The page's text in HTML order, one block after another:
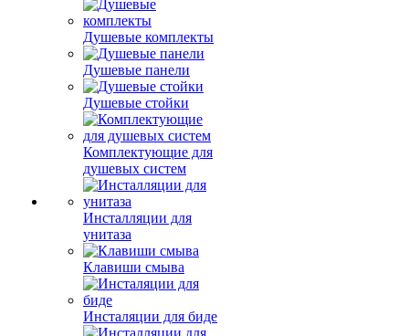
Душевые комплекты
Душевые панели
Душевые стойки
Комплектующие для
душевых систем
Инсталляции для
унитаза
Клавиши смыва
Инсталяции для биде